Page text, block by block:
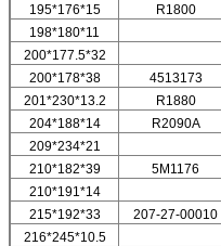
195*176*15
R1800
198*180*11
200*177.5*32
200*178*38
4513173
201*230*13.2
R1880
204*188*14
R2090A
209*234*21
210*182*39
5M1176
210*191*14
215*192*33
207-27-00010
216*245*10.5